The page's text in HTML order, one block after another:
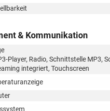
& Kommunikation
Player, Radio, Schnittstelle MP3,
integriert, Touchscreen